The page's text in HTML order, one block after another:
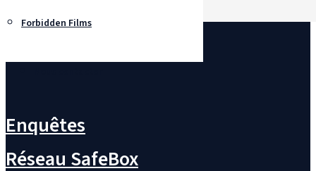
Forbidden Films
Enquêtes
Réseau SafeBox